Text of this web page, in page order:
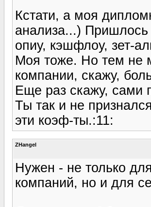
Кстати, а моя
анализа...) Пришлось
опиу, кэшфлоу, зет-
Моя тоже. Но тем не
компании, скажу,
Еще раз скажу, сами
Ты так и не
эти коэф-ты.:11:
ZHangel
Нужен - не только
компаний, но и для